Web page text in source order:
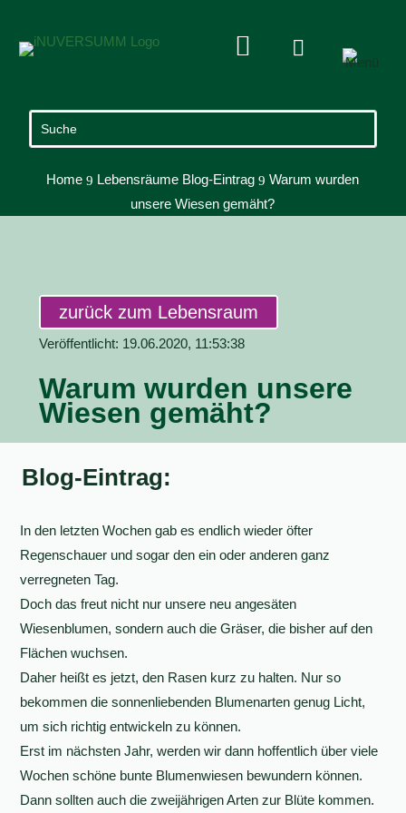
 
Home 9 Lebensräume Blog-Eintrag 9 Warum wurden
unsere Wiesen gemäht?
zurück zum Lebensraum
Veröffentlicht: 19.06.2020, 11:53:38
Warum wurden unsere
Wiesen gemäht?
Blog-Eintrag:
In den letzten Wochen gab es endlich wieder öfter
Regenschauer und sogar den ein oder anderen ganz
verregneten Tag.
Doch das freut nicht nur unsere neu angesäten
Wiesenblumen, sondern auch die Gräser, die bisher auf den
Flächen wuchsen.
Daher heißt es jetzt, den Rasen kurz zu halten. Nur so
bekommen die sonnenliebenden Blumenarten genug Licht,
um sich richtig entwickeln zu können.
Erst im nächsten Jahr, werden wir dann hoffentlich über viele
Wochen schöne bunte Blumenwiesen bewundern können.
Dann sollten auch die zweijährigen Arten zur Blüte kommen.